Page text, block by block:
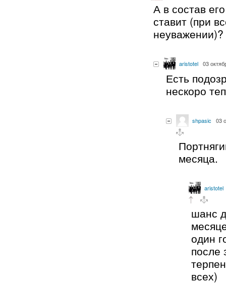
А в состав
ставит (при
неуважении)?
aristotel 03
Есть
нескоро
shpasic 03
месяца.
aristotel
шанс
один
после
всех)